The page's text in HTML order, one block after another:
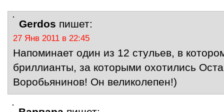
Gerdos пишет:
27 Янв 2011 в 22:45
Напоминает один из 12 стульев, в
бриллианты, за которыми охотились
Воробьянинов! Он великолепен!)